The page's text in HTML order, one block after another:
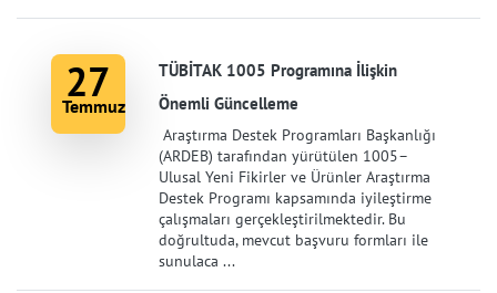
27
Temmuz
TÜBİTAK 1005 Programına İlişkin
Önemli Güncelleme
Araştırma Destek Programları Başkanlığı
(ARDEB) tarafından yürütülen 1005–
Ulusal Yeni Fikirler ve Ürünler Araştırma
Destek Programı kapsamında iyileştirme
çalışmaları gerçekleştirilmektedir. Bu
doğrultuda, mevcut başvuru formları ile
sunulaca ...